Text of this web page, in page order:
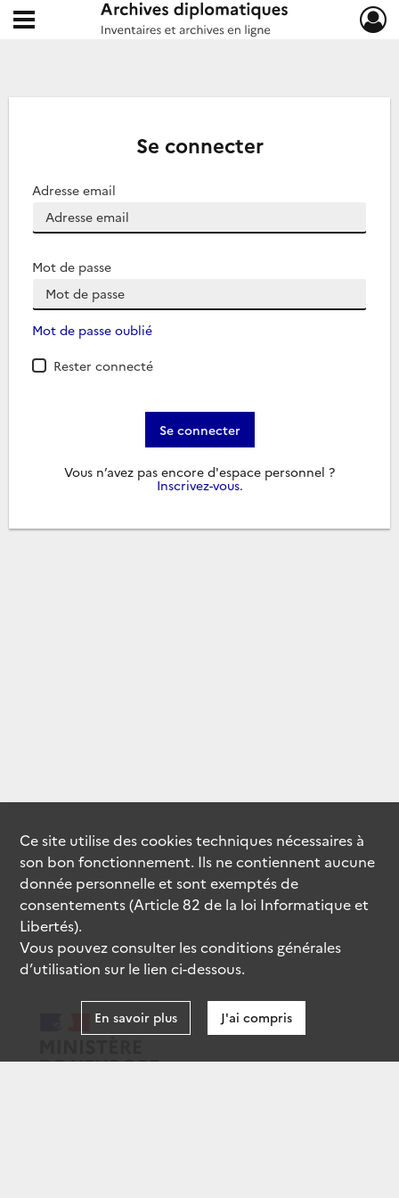
Archives diplomatiques
Ouvrir le menu déroulant
Se connecter
Adresse email
Mot de passe
Mot de passe oublié
Rester connecté
Se connecter
Vous n’avez pas encore d'espace personnel ?
Inscrivez-vous.
Ce site utilise descookiestechniques nécessaires à
son bon fonctionnement. Ils ne contiennent aucune
donnée personnelle et sont exemptés de
consentements (Article 82 de la loi Informatique et
Libertés).
Vous pouvez consulter les conditions générales
d’utilisation sur le lien ci-dessous.
En savoir plus J'ai compris